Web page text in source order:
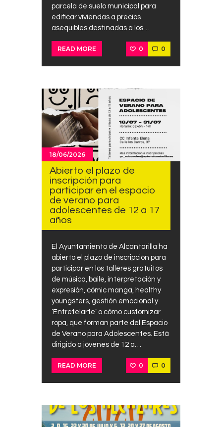
parcela de suelo municipal para
edificar viviendas a precios
asequibles destinadas a los…
READ MORE 0 0
18/06/2026
Abierto el plazo de
inscripción para
participar en el espacio
de verano para
adolescentes de 12 a 17
años
El Ayuntamiento de Alcantarilla ha
abierto el plazo de inscripción para
participar en los talleres gratuitos
de música, baile, interpretación y
expresión, cómic manga, healthy
youngsters, gestión emocional y
‘Entretelarte’ o cómo customizar
ropa, que forman parte del Espacio
de Verano para Adolescentes. Está
dirigido a jóvenes de 12 a…
READ MORE 0 0